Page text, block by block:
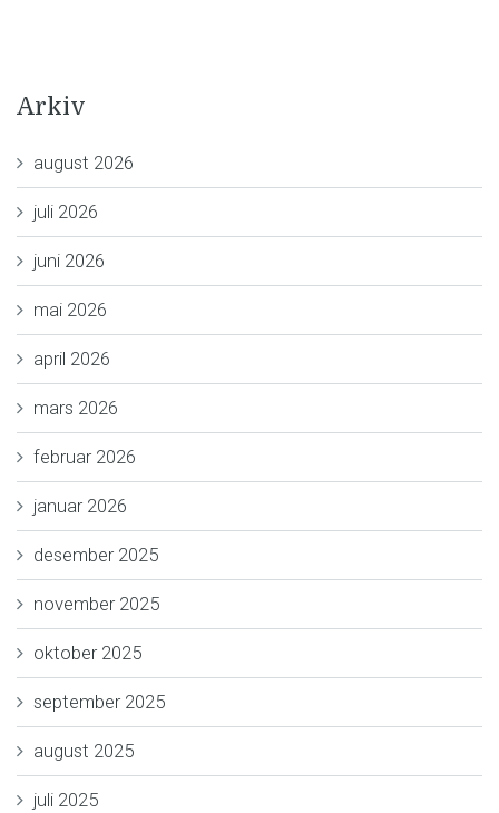
Arkiv
august 2026
juli 2026
juni 2026
mai 2026
april 2026
mars 2026
februar 2026
januar 2026
desember 2025
november 2025
oktober 2025
september 2025
august 2025
juli 2025